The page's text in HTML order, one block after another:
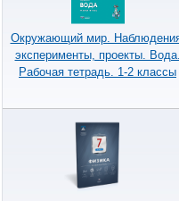
Окружающий мир.
эксперименты, проекты. Вода.
Рабочая тетрадь. 1-2 классы